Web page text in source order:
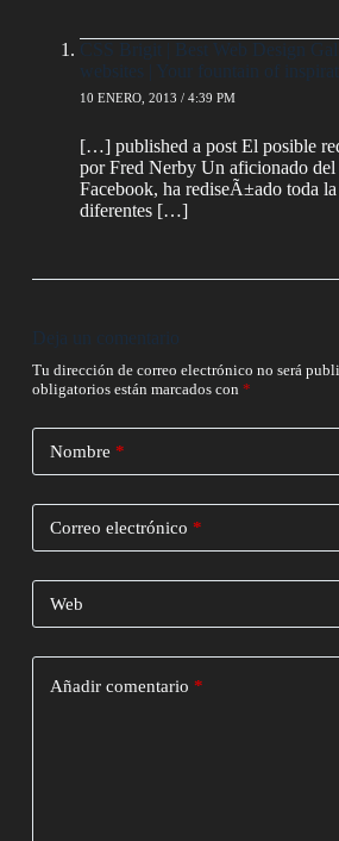
CSS Brigit | Best Web Design
websites | Your fountain of
10 ENERO, 2013 / 4:39 PM
[…] published a post El posible
por Fred Nerby Un aficionado
Facebook, ha rediseÃ±ado toda
diferentes […]
Deja un comentario
Tu dirección de correo electrónico no será
obligatorios están marcados con *
Nombre *
Correo electrónico *
Web
Añadir comentario *